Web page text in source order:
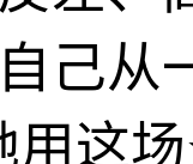
己从
用这